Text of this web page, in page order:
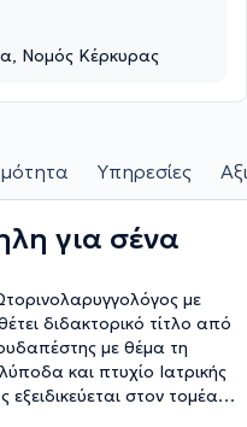
Νομός Κέρκυρας
Υπηρεσίες
για σένα
με
διδακτορικό τίτλο από
με θέμα τη
και πτυχίο Ιατρικής
στον τομέα